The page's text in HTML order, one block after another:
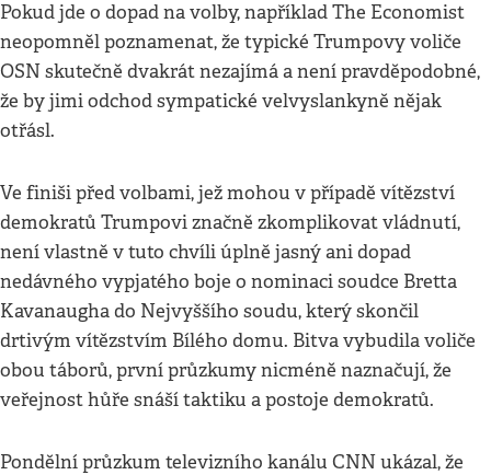
Pokud jde o dopad na volby, například The Economist
neopomněl poznamenat, že typické Trumpovy voliče
OSN skutečně dvakrát nezajímá a není pravděpodobné,
že by jimi odchod sympatické velvyslankyně nějak
otřásl.
Ve finiši před volbami, jež mohou v případě vítězství
demokratů Trumpovi značně zkomplikovat vládnutí,
není vlastně v tuto chvíli úplně jasný ani dopad
nedávného vypjatého boje o nominaci soudce Bretta
Kavanaugha do Nejvyššího soudu, který skončil
drtivým vítězstvím Bílého domu. Bitva vybudila voliče
obou táborů, první průzkumy nicméně naznačují, že
veřejnost hůře snáší taktiku a postoje demokratů.
Pondělní průzkum televizního kanálu CNN ukázal, že